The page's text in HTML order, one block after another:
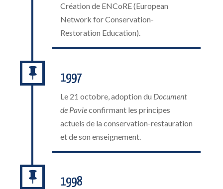
Création de ENCoRE (European
Network for Conservation-
Restoration Education).
 1997
Le 21 octobre, adoption du Document
de Pavieconfirmant les principes
actuels de la conservation-restauration
et de son enseignement.
 1998